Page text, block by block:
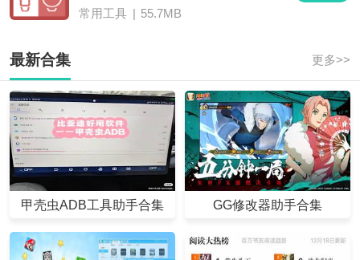
常用工具 | 55.7MB
最新合集 更多>>
甲壳虫ADB工具助手合集 GG修改器助手合集